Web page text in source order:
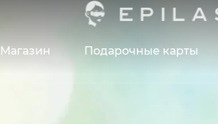
Магазин Подарочные карты